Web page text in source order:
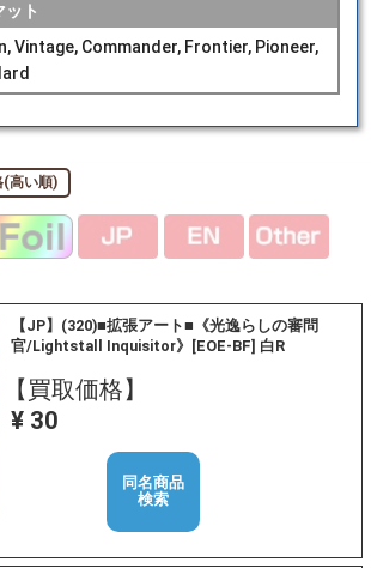
ト
Vintage, Commander, Frontier, Pioneer,
(高い順)
【JP】(320)■拡張アート■《光逸らしの審問
官/Lightstall Inquisitor》[EOE-BF] 白R
【買取価格】
¥ 30
同名商品
検索